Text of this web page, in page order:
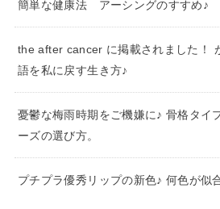
簡単な健康法 アーシングのすすめ♪
the after cancer に掲載されました！
語を私に戻す生き方♪
憂鬱な梅雨時期をご機嫌に♪ 骨格タイ
ーズの選び方。
プチプラ優秀リップの新色♪ 何色が似